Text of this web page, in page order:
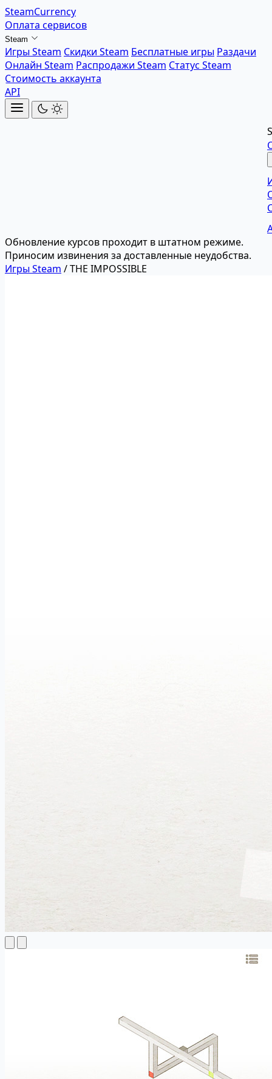
SteamCurrency
Оплата сервисов
Steam
Игры Steam Скидки Steam Бесплатные игры Раздачи
Онлайн Steam Распродажи Steam Статус Steam
Стоимость аккаунта
API
Обновление курсов проходит в штатном режиме.
Приносим извинения за доставленные неудобства.
Игры Steam /THE IMPOSSIBLE